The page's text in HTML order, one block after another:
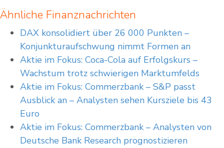
Ähnliche Finanznachrichten
DAX konsolidiert über 26 000 Punkten –
Konjunkturaufschwung nimmt Formen an
Aktie im Fokus: Coca-Cola auf Erfolgskurs –
Wachstum trotz schwierigen Marktumfelds
Aktie im Fokus: Commerzbank – S&P passt
Ausblick an – Analysten sehen Kursziele bis 43
Euro
Aktie im Fokus: Commerzbank – Analysten von
Deutsche Bank Research prognostizieren